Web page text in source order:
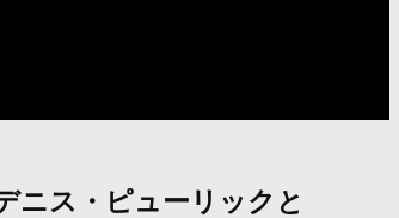
ニス・ピューリックと